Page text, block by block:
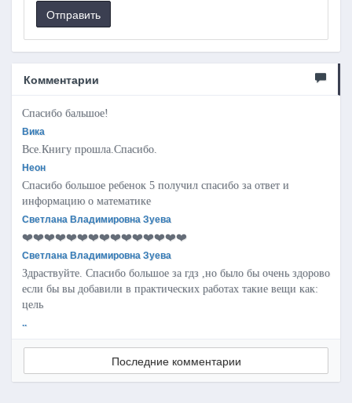
Отправить
Комментарии
Спасибо бальшое!
Вика
Все.Книгу прошла.Спасибо.
Неон
Спасибо большое ребенок 5 получил спасибо за ответ и
информацию о математике
Светлана Владимировна Зуева
❤️❤️❤️❤️❤️❤️❤️❤️❤️❤️❤️❤️❤️❤️❤️
Светлана Владимировна Зуева
Здраствуйте. Спасибо большое за гдз ,но было бы очень здорово
если бы вы добавили в практических работах такие вещи как:
цель
..
Последние комментарии